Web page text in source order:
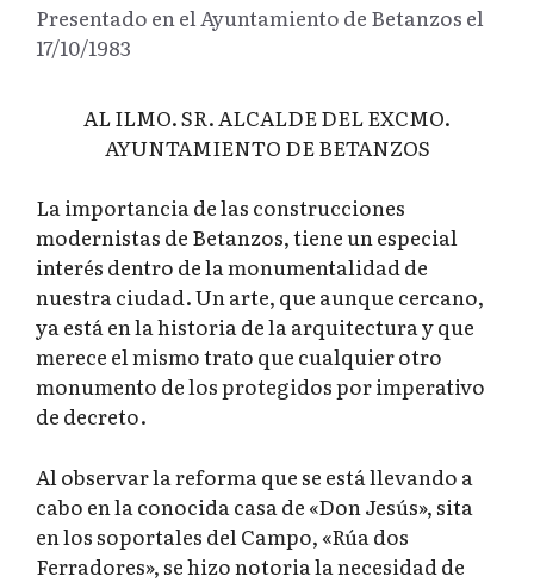
Presentado en el Ayuntamiento de Betanzos el
17/10/1983
AL ILMO. SR. ALCALDE DEL EXCMO.
AYUNTAMIENTO DE BETANZOS
La importancia de las construcciones
modernistas de Betanzos, tiene un especial
interés dentro de la monumentalidad de
nuestra ciudad. Un arte, que aunque cercano,
ya está en la historia de la arquitectura y que
merece el mismo trato que cualquier otro
monumento de los protegidos por imperativo
de decreto.
Al observar la reforma que se está llevando a
cabo en la conocida casa de «Don Jesús», sita
en los soportales del Campo, «Rúa dos
Ferradores», se hizo notoria la necesidad de